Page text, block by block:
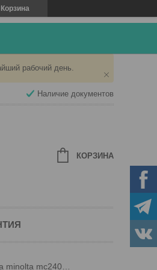
Корзина
рабочий день.
Наличие документов
КОРЗИНА